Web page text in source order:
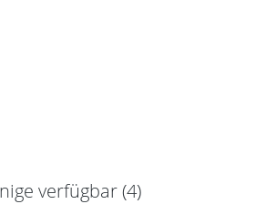
verfügbar (4)